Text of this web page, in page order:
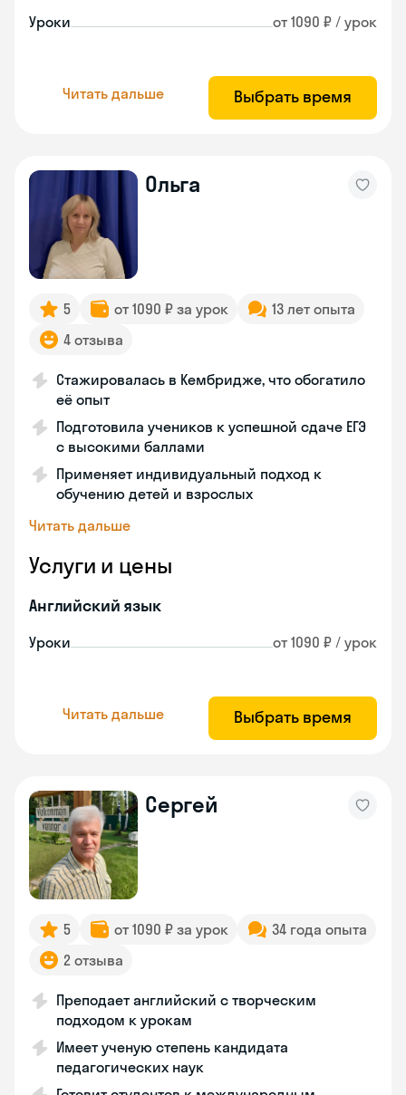
Уроки от 1090 ₽ / урок
Читать дальше Выбрать время
Ольга
5 от 1090 ₽ за урок
13 лет опыта
4 отзыва
Стажировалась в Кембридже, что обогатило
её опыт
Подготовила учеников к успешной сдаче ЕГЭ
с высокими баллами
Применяет индивидуальный подход к
обучению детей и взрослых
Читать дальше
Услуги и цены
Английский язык
Уроки от 1090 ₽ / урок
Читать дальше Выбрать время
Сергей
5 от 1090 ₽ за урок
34 года опыта
2 отзыва
Преподает английский с творческим
подходом к урокам
Имеет ученую степень кандидата
педагогических наук